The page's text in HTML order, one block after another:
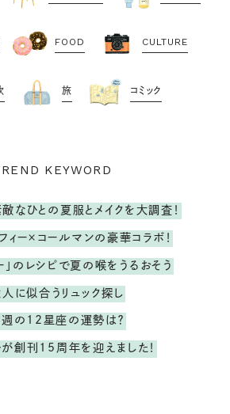
FOOD CULTURE
旅 コミック
KEYWORD
なひとの夏服とメイクを大調査！
ィー×コールマンの豪華コラボ！
」のレシピで夏の喉をうるおそう
に似合うリュック探し
の12星座の運勢は？
創刊15周年を迎えました！